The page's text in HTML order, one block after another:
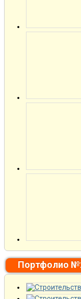
Портфолио